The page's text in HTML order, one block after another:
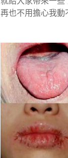
再也不用擔心我動